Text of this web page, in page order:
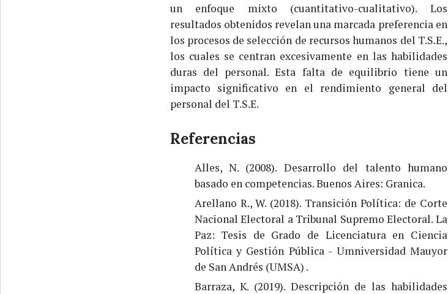
un enfoque mixto (cuantitativo-cualitativo). Los
resultados obtenidos revelan una marcada preferencia en
los procesos de selección de recursos humanos del T.S.E.,
los cuales se centran excesivamente en las habilidades
duras del personal. Esta falta de equilibrio tiene un
impacto significativo en el rendimiento general del
personal del T.S.E.
Referencias
Alles, N. (2008). Desarrollo del talento humano
basado en competencias. Buenos Aires: Granica.
Arellano R., W. (2018). Transición Política: de Corte
Nacional Electoral a Tribunal Supremo Electoral. La
Paz: Tesis de Grado de Licenciatura en Ciencia
Política y Gestión Pública - Umniversidad Mauyor
de San Andrés (UMSA) .
Barraza, K. (2019). Descripción de las habilidades